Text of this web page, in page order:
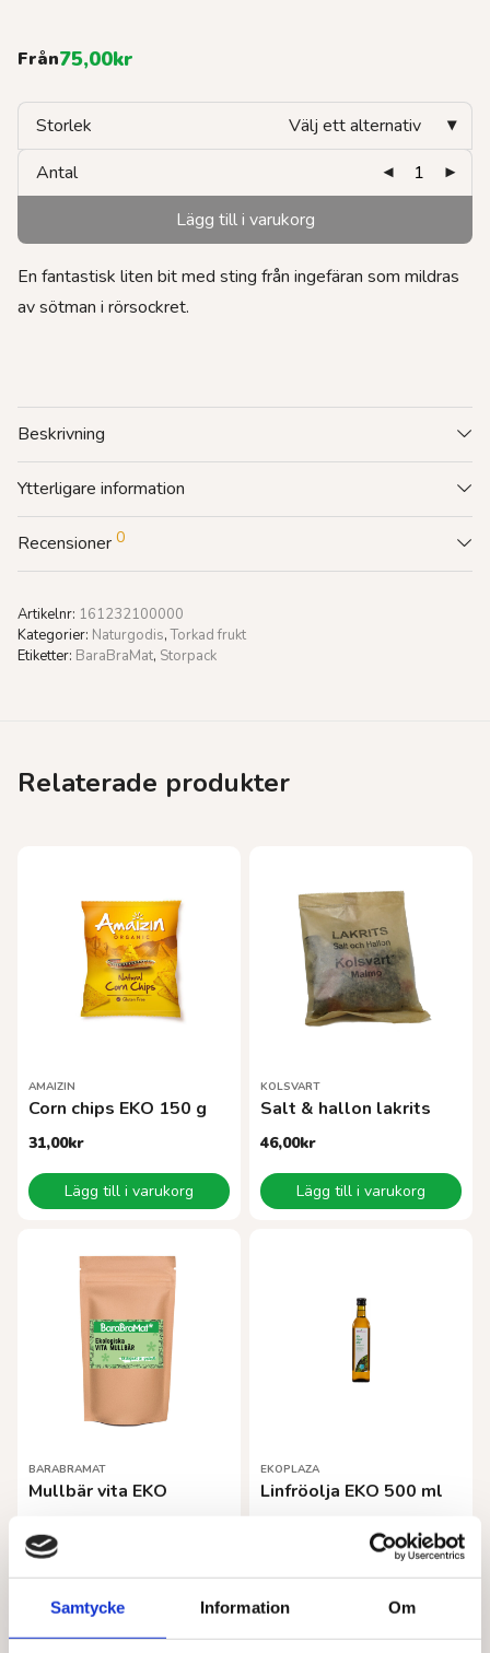
Samtycke Information Om
Från75,00kr
Storlek
Välj ett alternativ
Antal
Lägg till i varukorg
En fantastisk liten bit med sting från ingefäran som mildras
av sötman i rörsockret.
Beskrivning
Ytterligare information
Recensioner 0
Artikelnr: 161232100000
Kategorier: Naturgodis,Torkad frukt
Etiketter: BaraBraMat, Storpack
Relaterade produkter
AMAIZIN
Corn chips EKO 150 g
31,00kr
Lägg till i varukorg
KOLSVART
Salt & hallon lakrits
46,00kr
Lägg till i varukorg
BARABRAMAT
Mullbär vita EKO
Välj alternativ
Den
här
produkten
flera
EKOPLAZA
Linfröolja EKO 500 ml
Lägg till i varukorg